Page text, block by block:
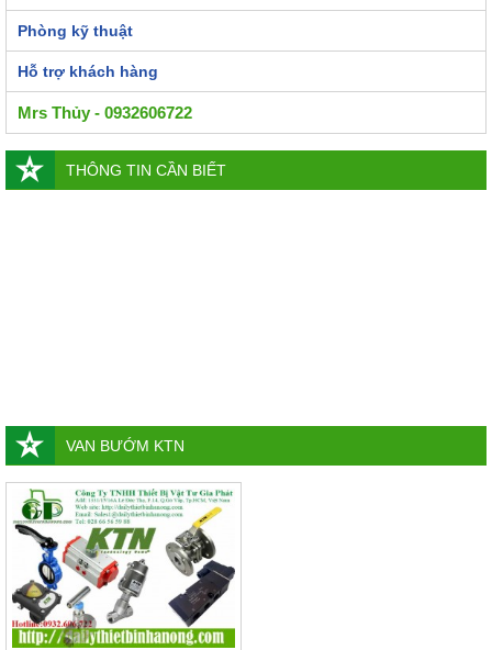
Phòng kỹ thuật
Hỗ trợ khách hàng
Mrs Thủy - 0932606722
THÔNG TIN CẦN BIẾT
VAN BƯỚM KTN